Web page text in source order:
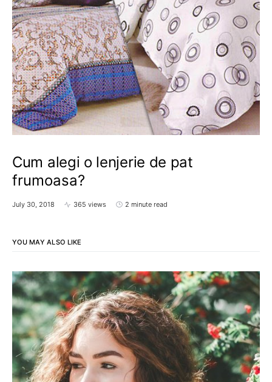
Cum alegi o lenjerie de pat
frumoasa?
July 30, 2018 365 views 2 minute read
YOU MAY ALSO LIKE